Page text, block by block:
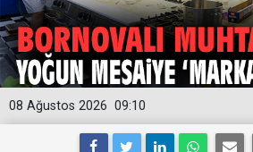
09:10
08 Ağustos 2026